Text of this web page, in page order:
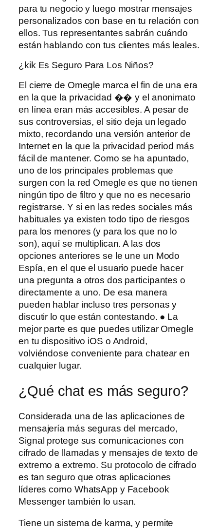
para tu negocio y luego mostrar mensajes
personalizados con base ​​en tu relación con
ellos. Tus representantes sabrán cuándo
están hablando con tus clientes más leales.
¿kik Es Seguro Para Los Niños?
El cierre de Omegle marca el fin de una era
en la que la privacidad �� y el anonimato
en línea eran más accesibles. A pesar de
sus controversias, el sitio deja un legado
mixto, recordando una versión anterior de
Internet en la que la privacidad period más
fácil de mantener. Como se ha apuntado,
uno de los principales problemas que
surgen con la red Omegle es que no tienen
ningún tipo de filtro y que no es necesario
registrarse. Y si en las redes sociales más
habituales ya existen todo tipo de riesgos
para los menores (y para los que no lo
son), aquí se multiplican. A las dos
opciones anteriores se le une un Modo
Espía, en el que el usuario puede hacer
una pregunta a otros dos participantes o
directamente a uno. De esa manera
pueden hablar incluso tres personas y
discutir lo que están contestando. ● La
mejor parte es que puedes utilizar Omegle
en tu dispositivo iOS o Android,
volviéndose conveniente para chatear en
cualquier lugar.
¿Qué chat es más seguro?
Considerada una de las aplicaciones de
mensajería más seguras del mercado,
Signal protege sus comunicaciones con
cifrado de llamadas y mensajes de texto de
extremo a extremo. Su protocolo de cifrado
es tan seguro que otras aplicaciones
líderes como WhatsApp y Facebook
Messenger también lo usan.
Tiene un sistema de karma, y permite